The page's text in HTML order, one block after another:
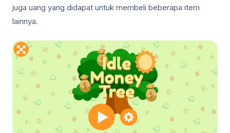
juga uang yang didapat untuk membeli beberapa item
lainnya.